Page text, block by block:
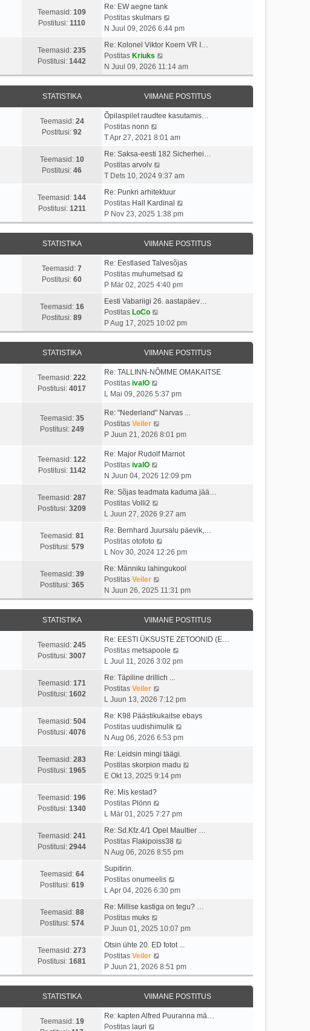
t
i
t
u
t
o
s
t
i
t
u
s
t
i
i
m
s
t
p
s
i
u
t
t
a
v
i
i
m
a
s
t
p
o
t
i
u
t
Teemasid: 109
Postitusi: 1110
Re: EW aegne tank
Postitas skulmars
a
t
v
i
a
t
o
t
i
t
u
s
t
N Juul 09, 2026 6:44 pm
Teemasid: 235
Postitusi: 1442
Re: Kolonel Viktor Koern VR I…
Postitas Kriuks
a
a
t
a
v
i
m
a
t
o
s
t
t
s
t
N Juul 09, 2026 11:14 am
STATISTIKA VIIMANE POSTITUS
Teemasid: 24
Postitusi: 92
Õpilaspilet raudtee kasutamis…
Postitas nonn
a
t
a
v
i
i
m
a
s
t
p
o
s
t
i
t
u
s
t
T Apr 27, 2021 8:01 am
Teemasid: 10
Postitusi: 46
Re: Saksa-eesti 182 Sicherhei…
Postitas arvolv
a
t
a
v
i
a
s
t
o
t
t
s
T Dets 10, 2024 9:37 am
Teemasid: 144
Postitusi: 1211
Re: Punkri arhitektuur
Postitas Hall Kardinal
a
t
a
v
i
a
t
p
o
s
t
i
P Nov 23, 2025 1:38 pm
STATISTIKA VIIMANE POSTITUS
Teemasid: 7
Postitusi: 60
Re: Eestlased Talvesõjas
Postitas muhumetsad
t
v
i
a
o
t
t
s
t
P Mär 02, 2025 4:40 pm
Teemasid: 16
Postitusi: 89
Eesti Vabariigi 26. aastapäev…
Postitas LoCo
a
a
t
a
v
i
m
a
s
t
o
t
s
t
P Aug 17, 2025 10:02 pm
STATISTIKA VIIMANE POSTITUS
Teemasid: 222
Postitusi: 4017
Re: TALLINN-NÕMME OMAKAITSE
Postitas ivalO
a
t
a
v
i
a
s
p
s
t
i
t
u
s
t
L Mai 09, 2026 5:37 pm
Teemasid: 35
Postitusi: 249
Re: "Nederland" Narvas ...
Postitas Veiler
a
t
v
i
m
s
t
p
o
t
i
t
u
s
t
P Juun 21, 2026 8:01 pm
Teemasid: 122
Postitusi: 1142
Re: Major Rudolf Marnot
Postitas ivalO
a
t
v
i
i
m
s
t
p
s
i
t
u
t
N Juun 04, 2026 12:09 pm
Teemasid: 287
Postitusi: 3209
Re: Sõjas teadmata kaduma jää…
Postitas Volli2
a
t
a
v
i
i
m
a
s
t
p
o
s
t
i
t
u
t
L Juun 27, 2026 9:27 am
Teemasid: 81
Postitusi: 579
Re: Bernhard Juursalu päevik,…
Postitas otofoto
a
t
v
i
a
s
t
o
t
i
t
u
t
L Nov 30, 2024 12:26 pm
Teemasid: 39
Postitusi: 365
Re: Männiku lahingukool
Postitas Veiler
a
a
t
a
v
i
i
m
a
t
o
s
t
i
u
N Juun 26, 2025 11:31 pm
STATISTIKA VIIMANE POSTITUS
Teemasid: 245
Postitusi: 3007
Re: EESTI ÜKSUSTE ZETOONID (E…
Postitas metsapoole
a
v
i
i
m
s
t
p
t
t
u
s
L Juul 11, 2026 3:02 pm
Teemasid: 171
Postitusi: 1602
Re: Täpiline drillich ...
Postitas Veiler
a
t
a
v
i
m
p
o
s
t
u
s
t
L Juun 13, 2026 7:12 pm
Teemasid: 504
Postitusi: 4076
Re: K98 Päästikukaitse ebays
Postitas uudishimulik
a
a
s
p
t
s
N Aug 06, 2026 6:53 pm
Teemasid: 283
Postitusi: 1965
Re: Leidsin mingi täägi.
Postitas skorpion madu
i
o
t
E Okt 13, 2025 9:14 pm
Teemasid: 196
Postitusi: 1340
Re: Mis kestad?
Postitas Plönn
a
t
a
v
i
m
s
p
o
t
i
t
u
s
L Mär 01, 2025 7:27 pm
Teemasid: 241
Postitusi: 2944
Re: Sd.Kfz.4/1 Opel Maultier …
Postitas Flakipoiss38
a
i
m
s
p
s
i
N Aug 06, 2026 8:55 pm
Teemasid: 64
Postitusi: 619
Supitirin.
Postitas onumeelis
a
t
v
i
m
a
s
t
p
o
L Apr 04, 2026 6:30 pm
Teemasid: 88
Postitusi: 574
Re: Millise kastiga on tegu? …
Postitas muks
a
t
a
v
i
a
P Juun 01, 2025 10:07 pm
Teemasid: 273
Postitusi: 1681
Otsin ühte 20. ED fotot ...
Postitas Veiler
a
a
t
a
v
P Juun 21, 2026 8:51 pm
STATISTIKA VIIMANE POSTITUS
Teemasid: 19
Re: kapten Alfred Puuranna mä…
Postitas lauri